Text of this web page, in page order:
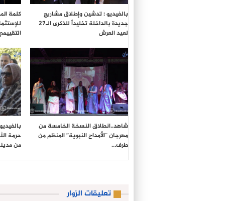
بالفيديو : تدشين وإطلاق مشاريع
جديدة بالداخلة تخليداً للذكرى الـ27
لعيد العرش
كلمة
شاهد..انطلاق النسخة الخامسة من
مهرجان “الأمداح النبوية” المنظم من
طرف…
حرمة
من
تعليقات الزوار